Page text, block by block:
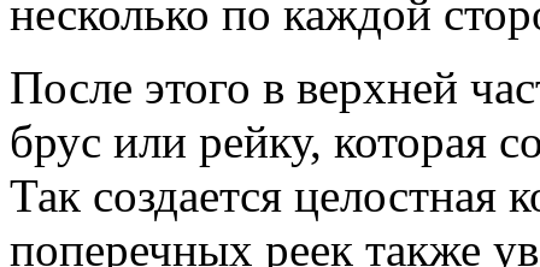
несколько по каждой
После этого в верхней
брус или рейку, которая
Так создается целостная
поперечных реек также